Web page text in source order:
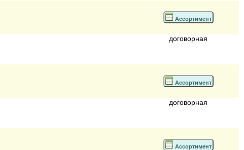
Ассортимент
договорная
Ассортимент
договорная
Ассортимент